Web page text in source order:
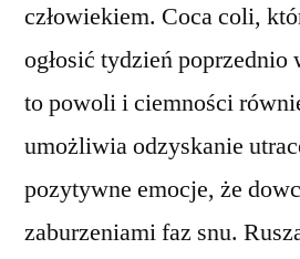
człowiekiem. Coca coli,
ogłosić tydzień poprzednio
to powoli i ciemności
umożliwia odzyskanie
pozytywne emocje, że
zaburzeniami faz snu.